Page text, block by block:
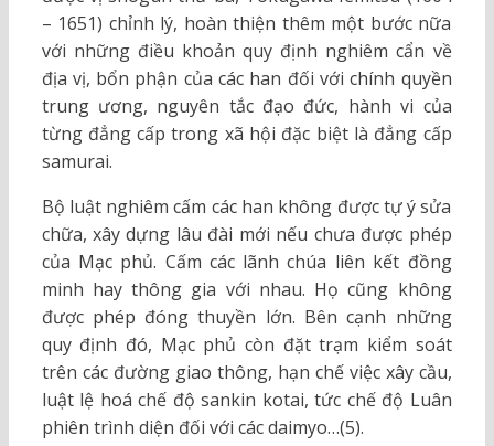
– 1651) chỉnh lý, hoàn thiện thêm một bước nữa
với những điều khoản quy định nghiêm cẩn về
địa vị, bổn phận của các han đối với chính quyền
trung ương, nguyên tắc đạo đức, hành vi của
từng đẳng cấp trong xã hội đặc biệt là đẳng cấp
samurai.
Bộ luật nghiêm cấm các han không được tự ý sửa
chữa, xây dựng lâu đài mới nếu chưa được phép
của Mạc phủ. Cấm các lãnh chúa liên kết đồng
minh hay thông gia với nhau. Họ cũng không
được phép đóng thuyền lớn. Bên cạnh những
quy định đó, Mạc phủ còn đặt trạm kiểm soát
trên các đường giao thông, hạn chế việc xây cầu,
luật lệ hoá chế độ sankin kotai, tức chế độ Luân
phiên trình diện đối với các daimyo…(5).